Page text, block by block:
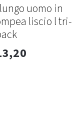
uomo in
liscio l tri-